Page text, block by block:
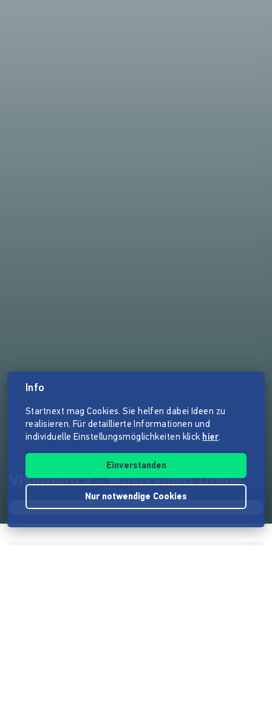
Visionatica - Musikvideo Drehs
Info
Startnext mag Cookies. Sie helfen dabei Ideen zu
realisieren. Für detaillierte Informationen und
individuelle Einstellungsmöglichkeiten klick hier.
Einverstanden
Nur notwendige Cookies